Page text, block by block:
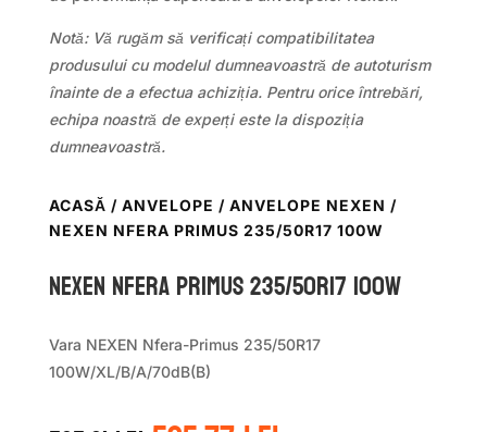
Notă: Vă rugăm să verificați compatibilitatea
produsului cu modelul dumneavoastră de autoturism
înainte de a efectua achiziția. Pentru orice întrebări,
echipa noastră de experți este la dispoziția
dumneavoastră.
ACASĂ / ANVELOPE / ANVELOPE NEXEN /
NEXEN NFERA PRIMUS 235/50R17 100W
Nexen NFERA PRIMUS 235/50R17 100W
Vara NEXEN Nfera-Primus 235/50R17
100W/XL/B/A/70dB(B)